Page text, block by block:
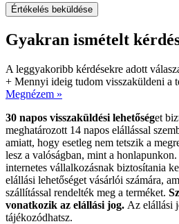
Értékelés beküldése
Gyakran ismételt
A leggyakoribb kérdésekre adott
+ Mennyi ideig tudom visszaküldeni a
Megnézem »
30 napos visszaküldési lehetőséget
meghatározott 14 napos elállással
amiatt, hogy esetleg nem tetszik a
lesz a valóságban, mint a
internetes vállalkozásnak biztosítania
elállási lehetőséget vásárlói számára,
szállítással rendelték meg a terméket.
vonatkozik az elállási jog. Az elállási
tájékozódhatsz.